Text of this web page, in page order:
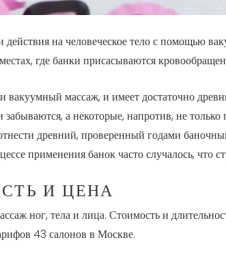
на человеческое тело с помощью
где банки присасываются
массаж, и имеет достаточно
а некоторые, напротив, не
древний, проверенный годами
применения банок часто случалось, что
И ЦЕНА
ног, тела и лица. Стоимость и
43 салонов в Москве.